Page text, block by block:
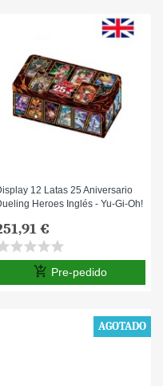
12 Latas 25 Aniversario
Heroes Inglés - Yu-Gi-Oh!
€
starstarstarstar
add_shopping_cart Pre-pedido
AGOTADO